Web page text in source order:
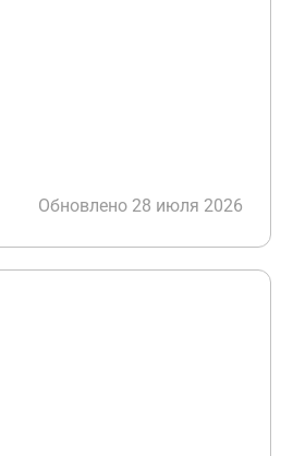
Обновлено 28 июля 2026